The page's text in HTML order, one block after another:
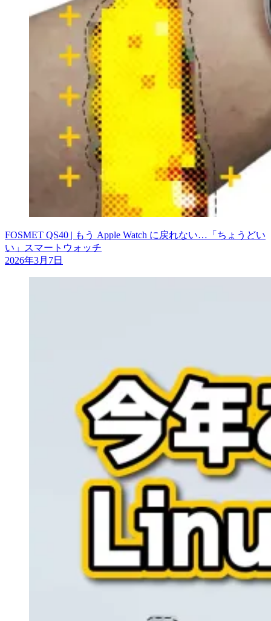
FOSMET QS40 | もう Apple Watch に戻れない…「ちょうどい
い」スマートウォッチ
2026年3月7日